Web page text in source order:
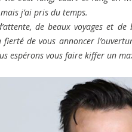
j’ai pris du temps.
de beaux voyages et
fierté de vous annoncer
espérons vous faire kiffer un